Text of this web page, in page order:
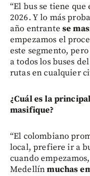
“El bus se tiene
2026. Y lo más
año entrante se
empezamos el
este segmento,
a todos los buses
rutas en cualquier
¿Cuál es la
masifique?
“El colombiano
local, prefiere ir a
cuando
Medellínmuchas